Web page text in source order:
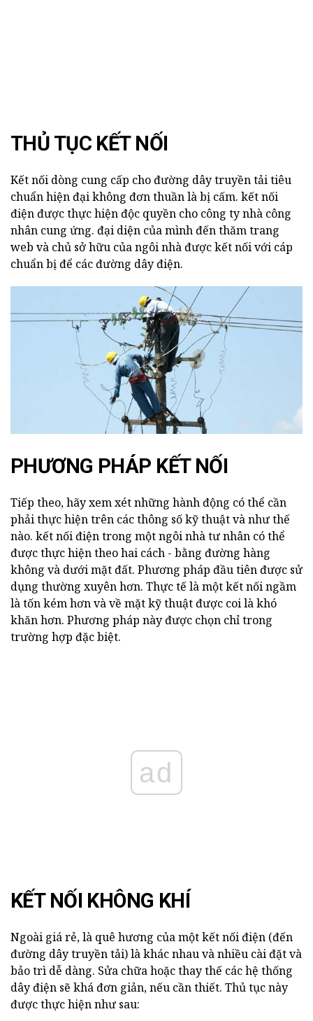
THỦ TỤC KẾT NỐI
Kết nối dòng cung cấp cho đường dây truyền tải tiêu
chuẩn hiện đại không đơn thuần là bị cấm. kết nối
điện được thực hiện độc quyền cho công ty nhà công
nhân cung ứng. đại diện của mình đến thăm trang
web và chủ sở hữu của ngôi nhà được kết nối với cáp
chuẩn bị để các đường dây điện.
PHƯƠNG PHÁP KẾT NỐI
Tiếp theo, hãy xem xét những hành động có thể cần
phải thực hiện trên các thông số kỹ thuật và như thế
nào. kết nối điện trong một ngôi nhà tư nhân có thể
được thực hiện theo hai cách - bằng đường hàng
không và dưới mặt đất. Phương pháp đầu tiên được sử
dụng thường xuyên hơn. Thực tế là một kết nối ngầm
là tốn kém hơn và về mặt kỹ thuật được coi là khó
khăn hơn. Phương pháp này được chọn chỉ trong
trường hợp đặc biệt.
ad
KẾT NỐI KHÔNG KHÍ
Ngoài giá rẻ, là quê hương của một kết nối điện (đến
đường dây truyền tải) là khác nhau và nhiều cài đặt và
bảo trì dễ dàng. Sửa chữa hoặc thay thế các hệ thống
dây điện sẽ khá đơn giản, nếu cần thiết. Thủ tục này
được thực hiện như sau: